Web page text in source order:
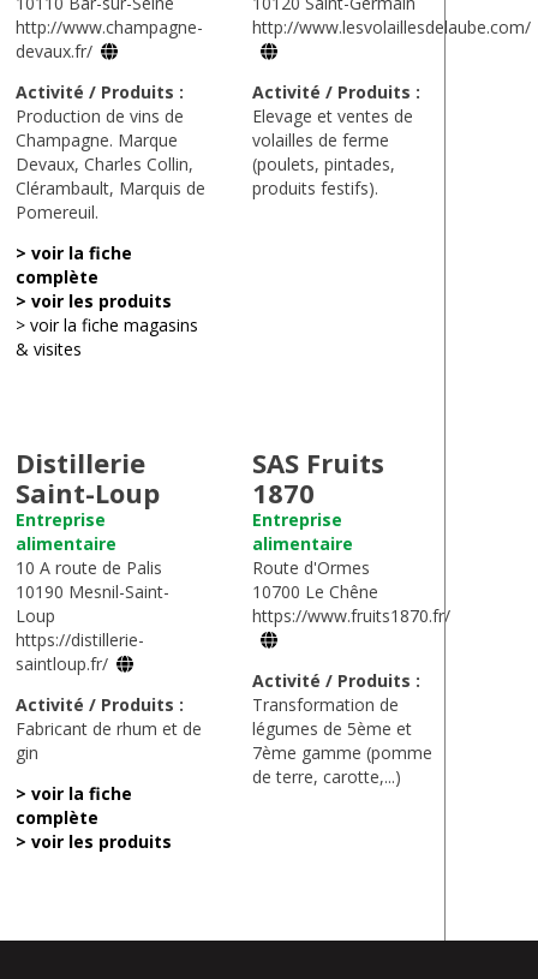
http://www.champagne-
devaux.fr/
Activité / Produits :
Production de vins de
Champagne. Marque
Devaux, Charles Collin,
Clérambault, Marquis de
Pomereuil.
> voir la fiche
complète
> voir les produits
> voir la fiche magasins
& visites
http://www.lesvolaillesdelaube.com/
Activité / Produits :
Elevage et ventes de
volailles de ferme
(poulets, pintades,
produits festifs).
Distillerie
Saint-Loup
Entreprise
alimentaire
10 A route de Palis
10190 Mesnil-Saint-
Loup
https://distillerie-
saintloup.fr/
Activité / Produits :
Fabricant de rhum et de
gin
> voir la fiche
complète
> voir les produits
SAS Fruits
1870
Entreprise
alimentaire
Route d'Ormes
10700 Le Chêne
https://www.fruits1870.fr/
Activité / Produits :
Transformation de
légumes de 5ème et
7ème gamme (pomme
de terre, carotte,...)